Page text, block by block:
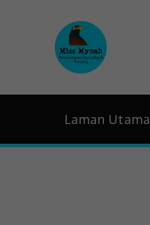
Laman Utama